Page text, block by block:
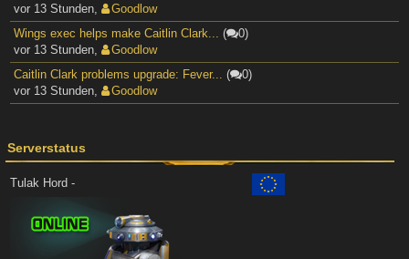
vor 13 Stunden,
Goodlow
Wings exec helps make Caitlin Clark... (
0)
vor 13 Stunden,
Goodlow
Caitlin Clark problems upgrade: Fever... (
0)
vor 13 Stunden, Goodlow
Serverstatus
Tulak Hord -